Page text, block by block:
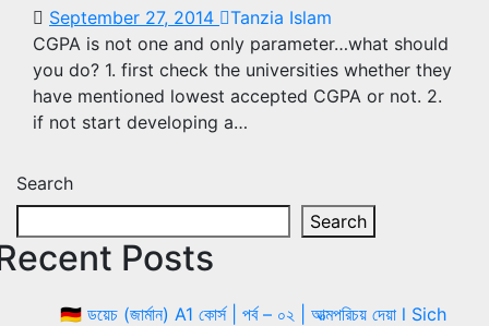
September 27, 2014
Tanzia Islam
CGPA is not one and only parameter…what should
you do? 1. first check the universities whether they
have mentioned lowest accepted CGPA or not. 2.
if not start developing a…
Search
Search
Posts
🇩🇪 ডয়েচ (জার্মান) A1 কোর্স | পর্ব – ০২ | আত্মপরিচয় দেয়া l Sich